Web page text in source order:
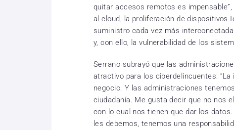
quitar accesos remotos es
al cloud, la proliferación de dispositivos
suministro cada vez más
y, con ello, la vulnerabilidad de los
Serrano subrayó que las
atractivo para los ciberdelincuentes:
negocio. Y las administraciones
ciudadanía. Me gusta decir que no nos
con lo cual nos tienen que dar los
les debemos, tenemos una